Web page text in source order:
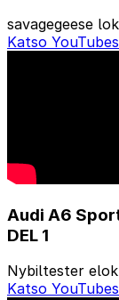
savagegeese
Katso
Audi A6
DEL 1
Nybiltester
Katso